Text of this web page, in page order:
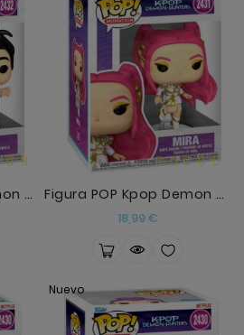
Figura POP Kpop Demon Hunters Bobby Figura POP Kpop Demon Hunters Mira
18,99 €Precio
Nuevo